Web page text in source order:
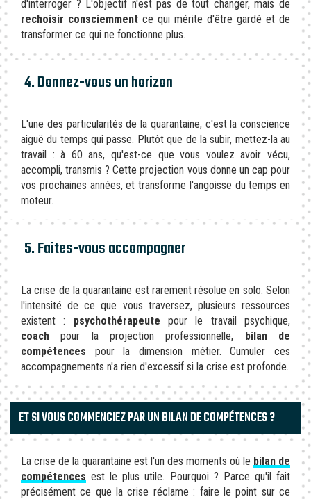
d'interroger ? L'objectif n'est pas de tout changer, mais de
rechoisir consciemment ce qui mérite d'être gardé et de
transformer ce qui ne fonctionne plus.
4. Donnez-vous un horizon
L'une des particularités de la quarantaine, c'est la conscience
aiguë du temps qui passe. Plutôt que de la subir, mettez-la au
travail : à 60 ans, qu'est-ce que vous voulez avoir vécu,
accompli, transmis ? Cette projection vous donne un cap pour
vos prochaines années, et transforme l'angoisse du temps en
moteur.
5. Faites-vous accompagner
La crise de la quarantaine est rarement résolue en solo. Selon
l'intensité de ce que vous traversez, plusieurs ressources
existent : psychothérapeute pour le travail psychique,
coach pour la projection professionnelle,
bilan de
compétences pour la dimension métier. Cumuler ces
accompagnements n'a rien d'excessif si la crise est profonde.
ET SI VOUS COMMENCIEZ PAR UN BILAN DE COMPÉTENCES ?
La crise de la quarantaine est l'un des moments où le bilan de
compétences est le plus utile. Pourquoi ? Parce qu'il fait
précisément ce que la crise réclame : faire le point sur ce